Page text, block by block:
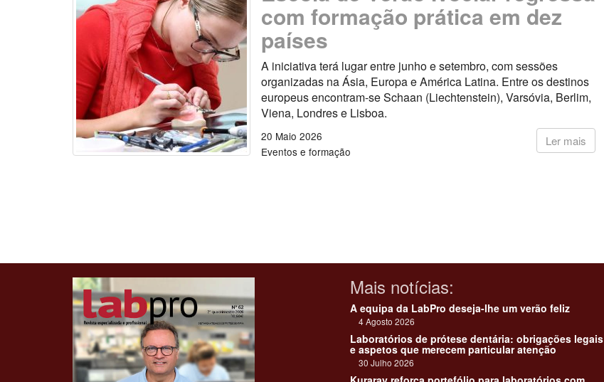
com formação prática em dez
países
A iniciativa terá lugar entre junho e setembro, com sessões
organizadas na Ásia, Europa e América Latina. Entre os destinos
europeus encontram-se Schaan (Liechtenstein), Varsóvia, Berlim,
Viena, Londres e Lisboa.
Ler mais
20 Maio 2026
Eventos e formação
Mais notícias:
A equipa da LabPro deseja-lhe um verão feliz
4 Agosto 2026
Laboratórios de prótese dentária: obrigações legais
e aspetos que merecem particular atenção
30 Julho 2026